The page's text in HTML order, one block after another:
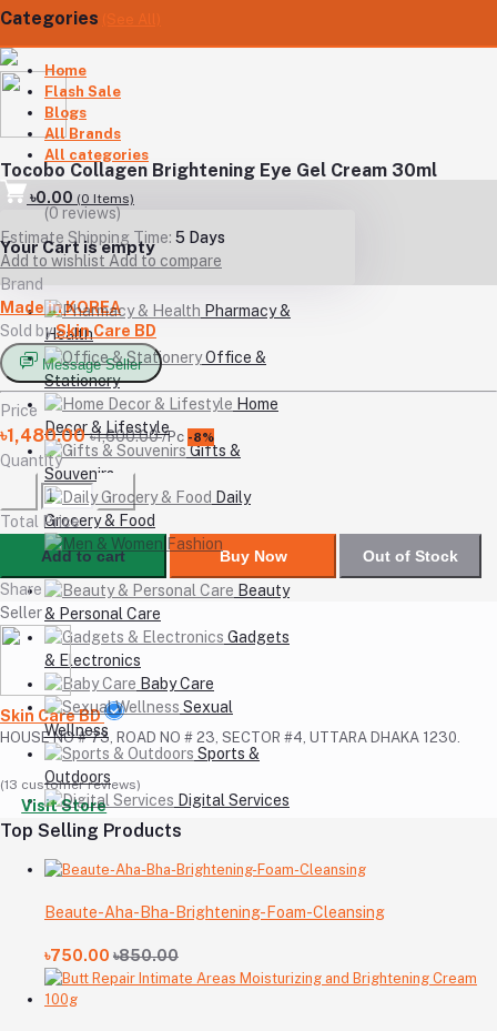
Categories (See All)
Home
Flash Sale
Blogs
All Brands
All categories
৳0.00 (0 Items)
Your Cart is empty
Pharmacy &
Health
Office &
Stationery
Home
Decor & Lifestyle
Gifts &
Souvenirs
Daily
Grocery & Food
Women Fashion
Beauty
& Personal Care
Gadgets
& Electronics
Baby Care
Sexual
Wellness
Sports &
Outdoors
Digital Services
Tocobo Collagen Brightening Eye Gel Cream 30ml
(0 reviews)
Estimate Shipping Time: 5 Days
Add to wishlist Add to compare
Brand
Made in KOREA
Sold bySkin Care BD
Message Seller
Price
৳1,480.00৳1,600.00/Pc -8%
Quantity
Total Price
Add to cart
Buy Now
Out of Stock
Share
Seller
Skin Care BD
HOUSE NO # 73, ROAD NO # 23, SECTOR #4, UTTARA DHAKA 1230.
(13 customer reviews)
Visit Store
Top Selling Products
Beaute-Aha-Bha-Brightening-Foam-Cleansing
৳750.00 ৳850.00